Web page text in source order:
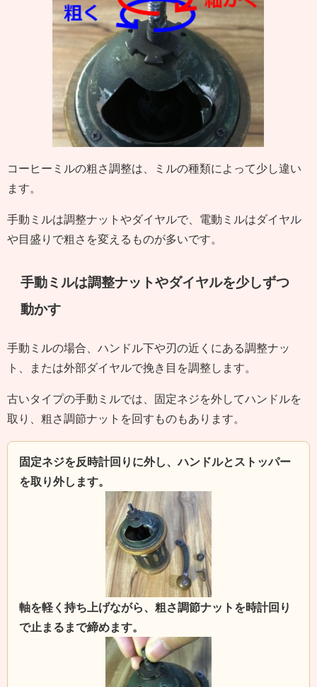
コーヒーミルの粗さ調整は、ミルの種類によって少し違い
ます。
手動ミルは調整ナットやダイヤルで、電動ミルはダイヤル
や目盛りで粗さを変えるものが多いです。
手動ミルは調整ナットやダイヤルを少しずつ
動かす
手動ミルの場合、ハンドル下や刃の近くにある調整ナッ
ト、または外部ダイヤルで挽き目を調整します。
古いタイプの手動ミルでは、固定ネジを外してハンドルを
取り、粗さ調節ナットを回すものもあります。
固定ネジを反時計回りに外し、ハンドルとストッパー
を取り外します。
軸を軽く持ち上げながら、粗さ調節ナットを時計回り
で止まるまで締めます。